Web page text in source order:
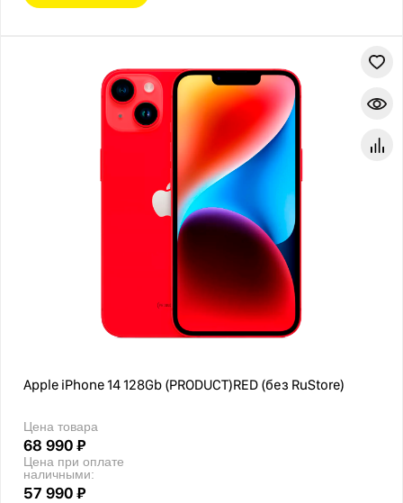
Apple iPhone 14 128Gb (PRODUCT)RED (без RuStore)
Цена товара
68 990 ₽
Цена при оплате
наличными:
57 990 ₽